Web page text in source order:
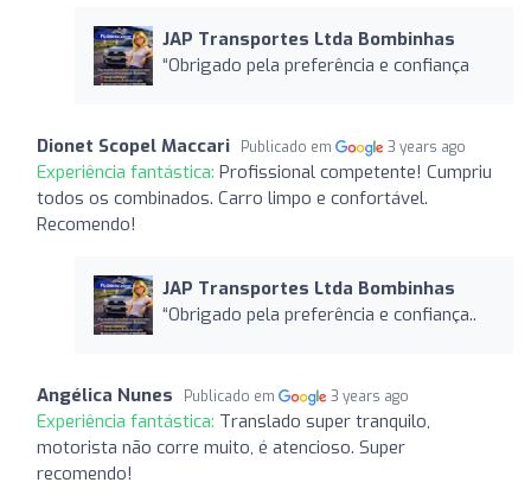
JAP Transportes Ltda Bombinhas
“Obrigado pela preferência e confiança
Dionet Scopel Maccari Publicado em 3 years ago
Experiência fantástica: Profissional competente! Cumpriu
todos os combinados. Carro limpo e confortável.
Recomendo!
JAP Transportes Ltda Bombinhas
“Obrigado pela preferência e confiança..
Angélica Nunes Publicado em 3 years ago
Experiência fantástica: Translado super tranquilo,
motorista não corre muito, é atencioso. Super
recomendo!